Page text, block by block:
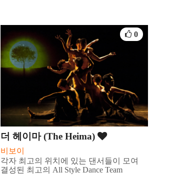
더 헤이마 (The Heima)
비보이
각자 최고의 위치에 있는 댄서들이 모여
결성된 최고의 All Style Dance Team
0